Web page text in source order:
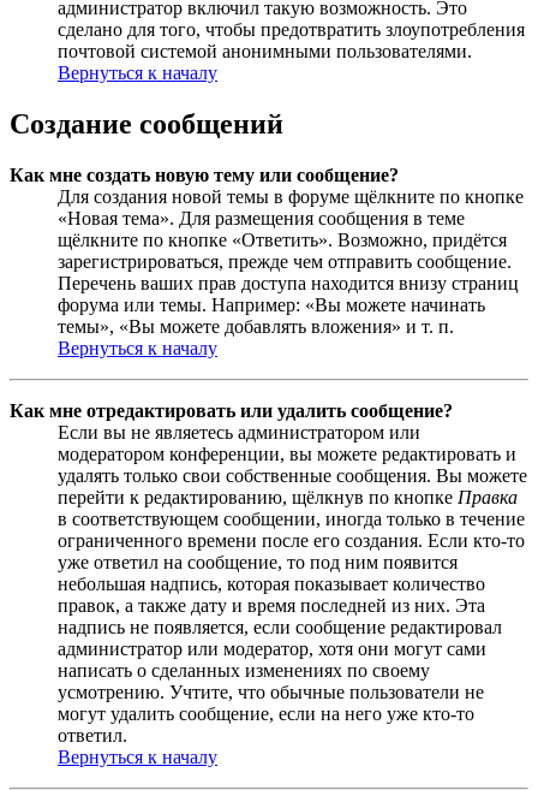
администратор включил такую возможность. Это
сделано для того, чтобы предотвратить злоупотребления
почтовой системой анонимными пользователями.
Вернуться к началу
Создание сообщений
Как мне создать новую тему или сообщение?
Для создания новой темы в форуме щёлкните по кнопке
«Новая тема». Для размещения сообщения в теме
щёлкните по кнопке «Ответить». Возможно, придётся
зарегистрироваться, прежде чем отправить сообщение.
Перечень ваших прав доступа находится внизу страниц
форума или темы. Например: «Вы можете начинать
темы», «Вы можете добавлять вложения» и т. п.
Вернуться к началу
Как мне отредактировать или удалить сообщение?
Если вы не являетесь администратором или
модератором конференции, вы можете редактировать и
удалять только свои собственные сообщения. Вы можете
перейти к редактированию, щёлкнув по кнопке Правка
в соответствующем сообщении, иногда только в течение
ограниченного времени после его создания. Если кто-то
уже ответил на сообщение, то под ним появится
небольшая надпись, которая показывает количество
правок, а также дату и время последней из них. Эта
надпись не появляется, если сообщение редактировал
администратор или модератор, хотя они могут сами
написать о сделанных изменениях по своему
усмотрению. Учтите, что обычные пользователи не
могут удалить сообщение, если на него уже кто-то
ответил.
Вернуться к началу